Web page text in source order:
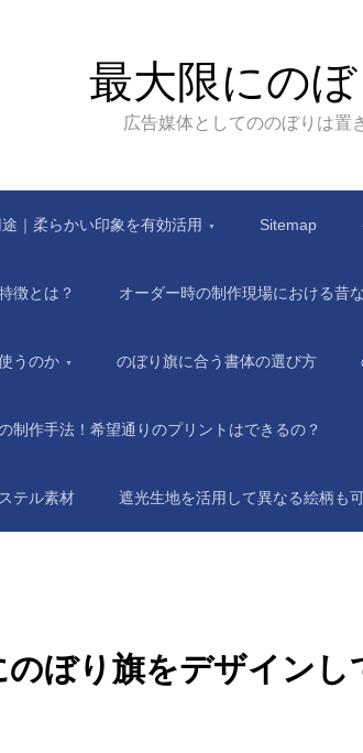
最大限にの
広告媒体としてののぼりは置
｜柔らかい印象を有効活用 Sitemap
徴とは？ オーダー時の制作現場における昔
うのか のぼり旗に合う書体の選び方
制作手法！希望通りのプリントはできるの？
テル素材 遮光生地を活用して異なる絵柄も
ぼり旗をデザインし